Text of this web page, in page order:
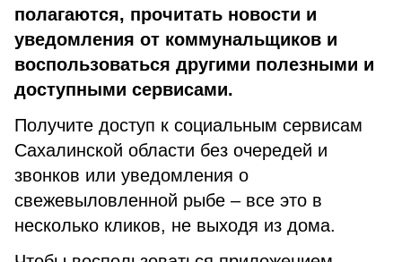
полагаются, прочитать новости и
уведомления от коммунальщиков и
воспользоваться другими полезными и
доступными сервисами.
Получите доступ к социальным сервисам
Сахалинской области без очередей и
звонков или уведомления о
свежевыловленной рыбе – все это в
несколько кликов, не выходя из дома.